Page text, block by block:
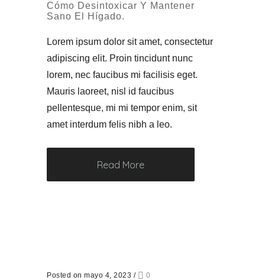
Cómo Desintoxicar Y Mantener
Sano El Hígado.
Lorem ipsum dolor sit amet, consectetur
adipiscing elit. Proin tincidunt nunc
lorem, nec faucibus mi facilisis eget.
Mauris laoreet, nisl id faucibus
pellentesque, mi mi tempor enim, sit
amet interdum felis nibh a leo.
Read More
Posted on mayo 4, 2023 /
0